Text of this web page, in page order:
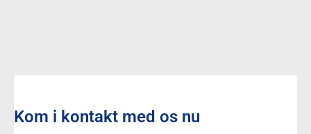
Kom i kontakt med os nu